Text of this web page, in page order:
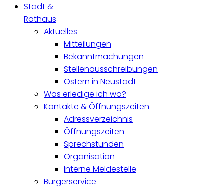
Stadt &
Rathaus
Aktuelles
Mitteilungen
Bekanntmachungen
Stellenausschreibungen
Ostern in Neustadt
Was erledige ich wo?
Kontakte & Öffnungszeiten
Adressverzeichnis
Öffnungszeiten
Sprechstunden
Organisation
Interne Meldestelle
Bürgerservice